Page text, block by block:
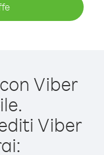
Viber
Viber